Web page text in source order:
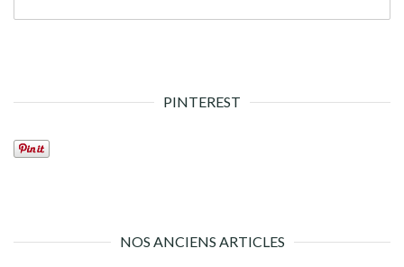
PINTEREST
NOS ANCIENS ARTICLES